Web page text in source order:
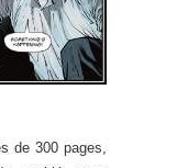
de 300 pages,